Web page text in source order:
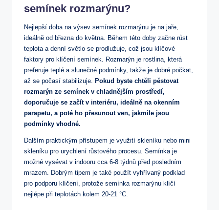
semínek rozmarýnu?
Nejlepší doba na výsev semínek rozmarýnu je na jaře,
ideálně od března do května. Během této doby začne růst
teplota a denní světlo se prodlužuje, což jsou klíčové
faktory pro klíčení semínek. Rozmarýn je rostlina, která
preferuje teplé a slunečné podmínky, takže je dobré počkat,
až se počasí stabilizuje.
Pokud byste chtěli pěstovat
rozmarýn ze semínek v chladnějším prostředí,
doporučuje se začít v interiéru, ideálně na okenním
parapetu, a poté ho přesunout ven, jakmile jsou
podmínky vhodné.
Dalším praktickým přístupem je využití skleníku nebo mini
skleníku pro urychlení růstového procesu. Semínka je
možné vysévat v indooru cca 6-8 týdnů před posledním
mrazem. Dobrým tipem je také použít vyhřívaný podklad
pro podporu klíčení, protože semínka rozmarýnu klíčí
nejlépe při teplotách kolem 20-21 °C.